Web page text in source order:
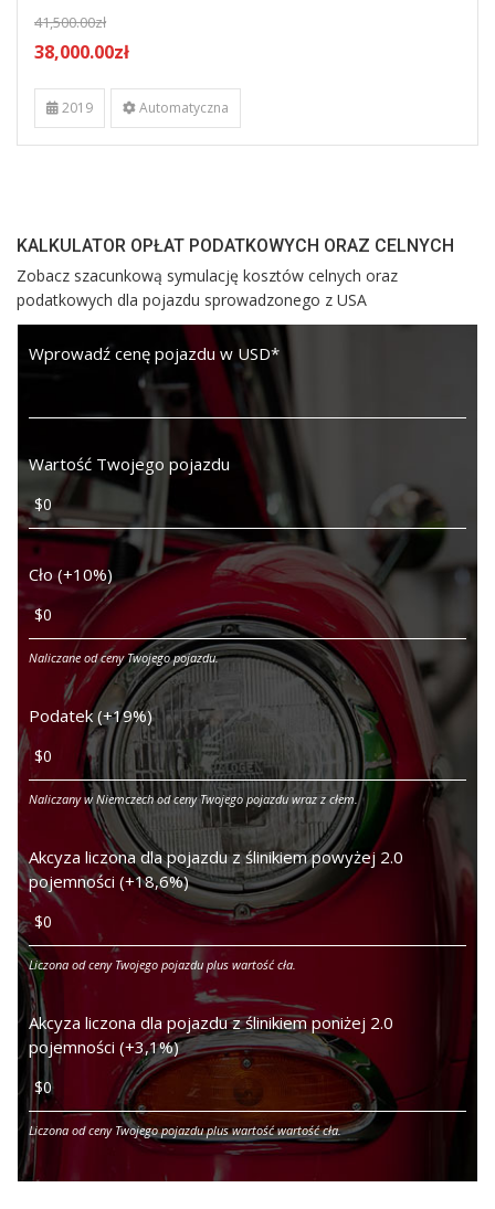
41,500.00zł
38,000.00zł
2019 Automatyczna
KALKULATOR OPŁAT PODATKOWYCH ORAZ CELNYCH
Zobacz szacunkową symulację kosztów celnych oraz
podatkowych dla pojazdu sprowadzonego z USA
Wprowadź cenę pojazdu w USD*
Wartość Twojego pojazdu
Cło (+10%)
Naliczane od ceny Twojego pojazdu.
Podatek (+19%)
Naliczany w Niemczech od ceny Twojego pojazdu wraz z cłem.
Akcyza liczona dla pojazdu z ślinikiem powyżej 2.0
pojemności (+18,6%)
Liczona od ceny Twojego pojazdu plus wartość cła.
Akcyza liczona dla pojazdu z ślinikiem poniżej 2.0
pojemności (+3,1%)
Liczona od ceny Twojego pojazdu plus wartość wartość cła.